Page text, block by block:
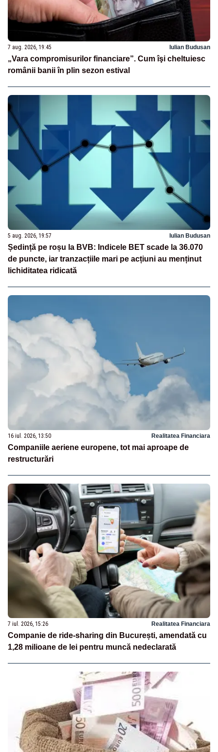
7 aug. 2026, 19:45 Iulian Budusan
„Vara compromisurilor financiare”. Cum îşi cheltuiesc
românii banii în plin sezon estival
5 aug. 2026, 19:57 Iulian Budusan
Ședință pe roșu la BVB: Indicele BET scade la 36.070
de puncte, iar tranzacțiile mari pe acțiuni au menținut
lichiditatea ridicată
16 iul. 2026, 13:50 Realitatea Financiara
Companiile aeriene europene, tot mai aproape de
restructurări
7 iul. 2026, 15:26 Realitatea Financiara
Companie de ride-sharing din București, amendată cu
1,28 milioane de lei pentru muncă nedeclarată